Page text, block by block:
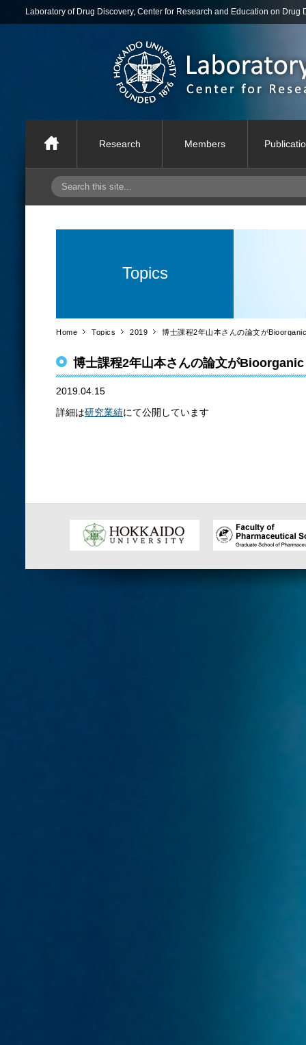
Laboratory of Drug Discovery, Center for Research and Education on Drug
Research Members
Topics
Home Topics 2019 博士課程2年山本さんの論文が
博士課程2年山本さんの論文が
2019.04.15
詳細は研究業績にて公開しています